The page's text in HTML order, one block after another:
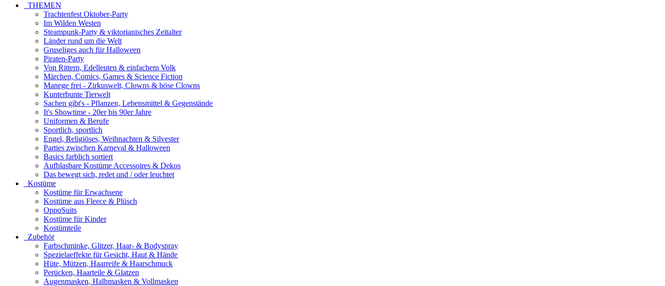
THEMEN
Trachtenfest Oktober-Party
Im Wilden Westen
Steampunk-Party & viktorianisches Zeitalter
Länder rund um die Welt
Gruseliges auch für Halloween
Piraten-Party
Von Rittern, Edelleuten & einfachem Volk
Märchen, Comics, Games & Science Fiction
Manege frei - Zirkuswelt, Clowns & böse Clowns
Kunterbunte Tierwelt
Sachen gibt's - Pflanzen, Lebensmittel & Gegenstände
It's Showtime - 20er bis 90er Jahre
Uniformen & Berufe
Sportlich, sportlich
Engel, Religiöses, Weihnachten & Silvester
Parties zwischen Karneval & Halloween
Basics farblich sortiert
Aufblasbare Kostüme Accessoires & Dekos
Das bewegt sich, redet und / oder leuchtet
Kostüme
Kostüme für Erwachsene
Kostüme aus Fleece & Plüsch
OppoSuits
Kostüme für Kinder
Kostümteile
Zubehör
Farbschminke, Glitzer, Haar- & Bodyspray
Spezielaeffekte für Gesicht, Haut & Hände
Hüte, Mützen, Haarreife & Haarschmuck
Perücken, Haarteile & Glatzen
Augenmasken, Halbmasken & Vollmasken